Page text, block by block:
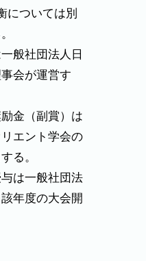
については別
般社団法人日
会が運営す
金（副賞）は
エント学会の
る。
は一般社団法
年度の大会開